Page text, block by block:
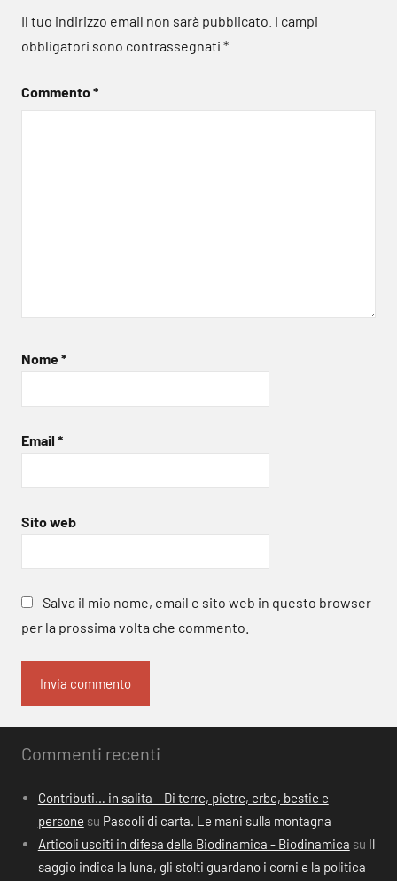
Il tuo indirizzo email non sarà pubblicato. I campi
obbligatori sono contrassegnati *
Commento*
Nome*
Email *
Sito web
Salva il mio nome, email e sito web in questo browser
per la prossima volta che commento.
Commenti recenti
Contributi… in salita – Di terre, pietre, erbe, bestie e
persone su Pascoli di carta. Le mani sulla montagna
Articoli usciti in difesa della Biodinamica - Biodinamica su Il
saggio indica la luna, gli stolti guardano i corni e la politica